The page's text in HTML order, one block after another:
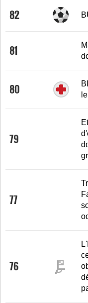
82
81
80
79
77
76